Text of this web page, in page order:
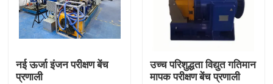
नई ऊर्जा इंजन परीक्षण बेंच
प्रणाली
उच्च परिशुद्धता विद्युत गतिमान
मापक परीक्षण बेंच प्रणाली